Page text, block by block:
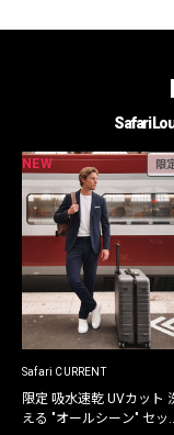
Safari
NEW 限
Safari CURRENT
限定 吸水速乾 UVカット
える "オールシーン" セット